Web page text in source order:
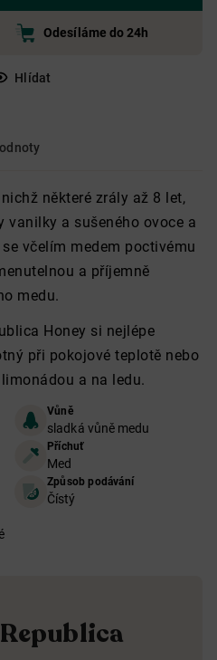
Odesíláme do 24h
Hlídat
některé zrály až 8 let,
vanilky a sušeného ovoce a
včelím medem poctivému
a příjemně
medu.
Honey si nejlépe
při pokojové teplotě nebo
a na ledu.
Vůně
sladká vůně medu
Příchuť
Med
Způsob podávání
Čístý